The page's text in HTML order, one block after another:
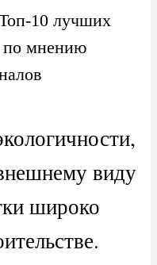
10 лучших
по мнению
виду
широко